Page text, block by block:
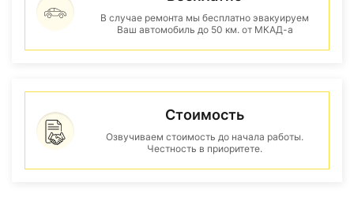
В случае ремонта мы бесплатно эвакуируем
Ваш автомобиль до 50 км. от МКАД-а
Стоимость
Озвучиваем стоимость до начала работы.
Честность в приоритете.